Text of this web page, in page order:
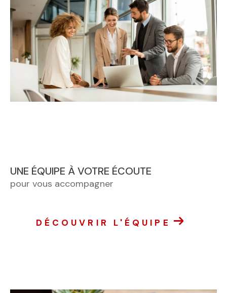
UNE ÉQUIPE À VOTRE ÉCOUTE
pour vous accompagner
DÉCOUVRIR L'ÉQUIPE